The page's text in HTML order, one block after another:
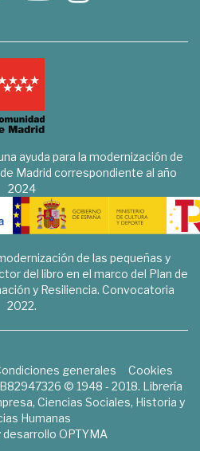
ayuda para la modernización de
Madrid correspondiente al año
2024
de las pequeñas y
del libro en el marco del Plan de
y Resiliencia. Convocatoria
2022.
generales
Cookies
© 1948 - 2018. Librería
Ciencias Sociales, Historia y
Humanas
desarrollo OPTYMA